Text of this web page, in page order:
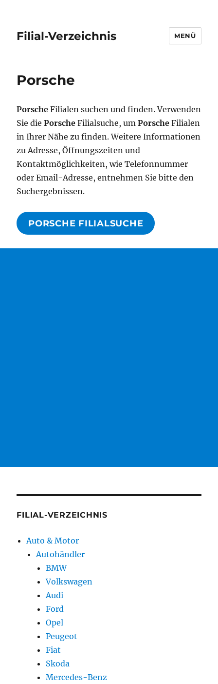
Filial-Verzeichnis MENÜ
Porsche
Porsche Filialen suchen und finden. Verwenden
Sie diePorsche Filialsuche, umPorsche Filialen
in Ihrer Nähe zu finden. Weitere Informationen
zu Adresse, Öffnungszeiten und
Kontaktmöglichkeiten, wie Telefonnummer
oder Email-Adresse, entnehmen Sie bitte den
Suchergebnissen.
PORSCHE FILIALSUCHE
FILIAL-VERZEICHNIS
Auto & Motor
Autohändler
BMW
Volkswagen
Audi
Ford
Opel
Peugeot
Fiat
Skoda
Mercedes-Benz